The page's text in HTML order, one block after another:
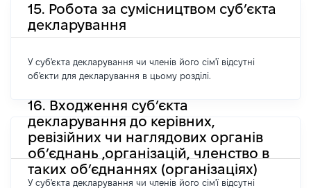
15. Робота за сумісництвом суб’єкта
декларування
У суб'єкта декларування чи членів його сім'ї відсутні
об'єкти для декларування в цьому розділі.
16. Входження суб’єкта
декларування до керівних,
ревізійних чи наглядових органів
об’єднань ,організацій, членство в
таких об’єднаннях (організаціях)
У суб'єкта декларування чи членів його сім'ї відсутні